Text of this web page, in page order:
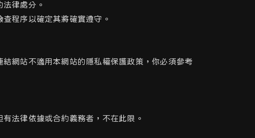
律處分。
程序以確定其將確實遵守。
網站不適用本網站的隱私權保護政策，你必須參考
法律依據或合約義務者，不在此限。